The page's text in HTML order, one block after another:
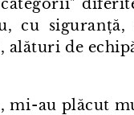
cu siguranță,
alături de
mi⁠-⁠au plăcut